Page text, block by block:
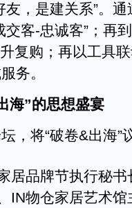
友，是建关系”。
交客-忠诚客”；再
复购；再以工具
务。
海”的思想盛宴
，将“破卷&出海”
居品牌节执行秘
IN物仓家居艺术